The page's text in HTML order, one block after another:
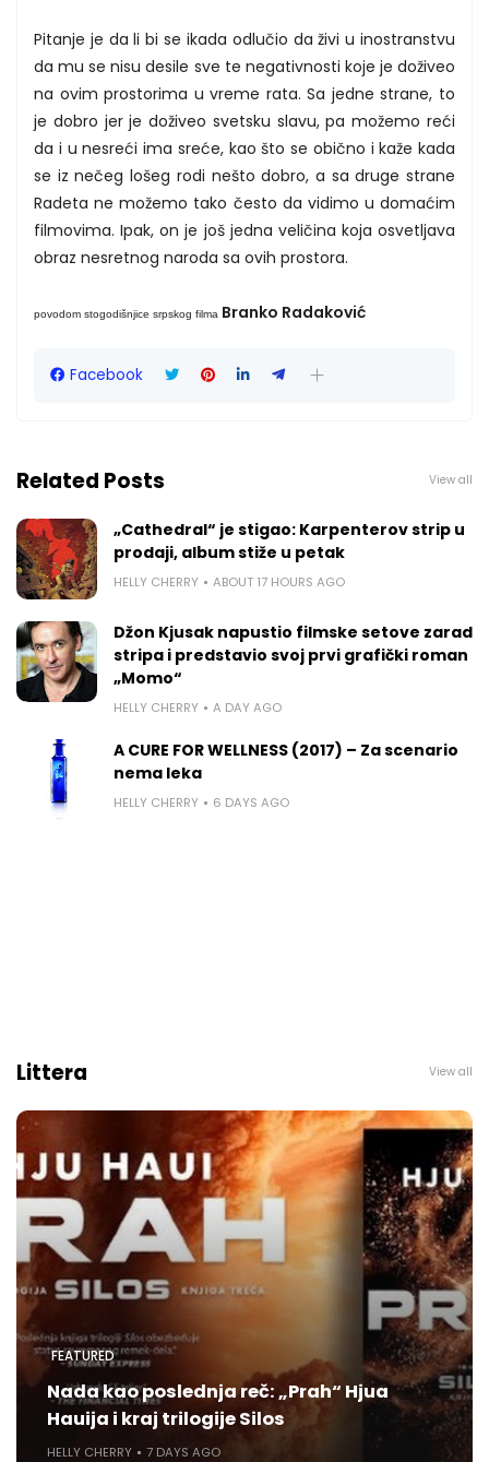
Pitanje je da li bi se ikada odlučio da živi u inostranstvu
da mu se nisu desile sve te negativnosti koje je doživeo
na ovim prostorima u vreme rata. Sa jedne strane, to
je dobro jer je doživeo svetsku slavu, pa možemo reći
da i u nesreći ima sreće, kao što se obično i kaže kada
se iz nečeg lošeg rodi nešto dobro, a sa druge strane
Radeta ne možemo tako često da vidimo u domaćim
filmovima. Ipak, on je još jedna veličina koja osvetljava
obraz nesretnog naroda sa ovih prostora.
povodom stogodišnjice srpskog filma Branko Radaković
Facebook
Related Posts View all
„Cathedral“ je stigao: Karpenterov strip u
prodaji, album stiže u petak
HELLY CHERRY ABOUT 17 HOURS AGO
Džon Kjusak napustio filmske setove zarad
stripa i predstavio svoj prvi grafički roman
„Momo“
HELLY CHERRY A DAY AGO
A CURE FOR WELLNESS (2017) – Za scenario
nema leka
HELLY CHERRY 6 DAYS AGO
Littera View all
FEATURED
Nada kao poslednja reč: „Prah“ Hjua
Hauija i kraj trilogije Silos
HELLY CHERRY 7 DAYS AGO